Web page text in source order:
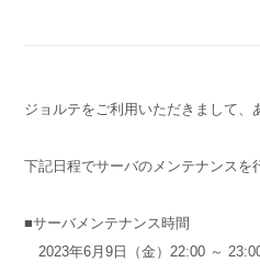
ジョルテをご利用いただきまして、
下記日程でサーバのメンテナンスを
■サーバメンテナンス時間
2023年6月9日（金）22:00 ～